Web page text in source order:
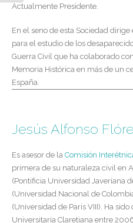
Actualmente Presidente.
En el seno de esta Sociedad
para el estudio de los
Guerra Civil que ha colaborado
Memoria Histórica en más de un
España.
Jesús Alfonso
Es asesor de la Comisión
primera de su naturaleza civil en
(Pontificia Universidad Javeriana
(Universidad Nacional de
(Universidad de Paris VIII). Ha
Universitaria Claretiana entre